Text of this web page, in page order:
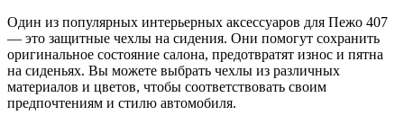
Один из популярных интерьерных аксессуаров для Пежо 407
— это защитные чехлы на сидения. Они помогут сохранить
оригинальное состояние салона, предотвратят износ и пятна
на сиденьях. Вы можете выбрать чехлы из различных
материалов и цветов, чтобы соответствовать своим
предпочтениям и стилю автомобиля.